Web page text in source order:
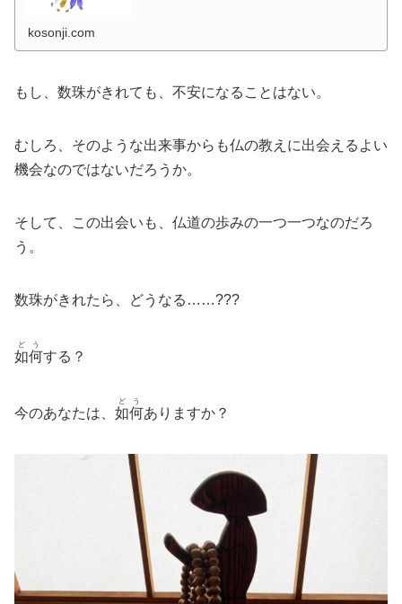
kosonji.com
もし、数珠がきれても、不安になることはない。
むしろ、そのような出来事からも仏の教えに出会えるよい
機会なのではないだろうか。
そして、この出会いも、仏道の歩みの一つ一つなのだろ
う。
数珠がきれたら、どうなる……???
如何
どう
する？
今のあなたは、 如何
どう
ありますか？